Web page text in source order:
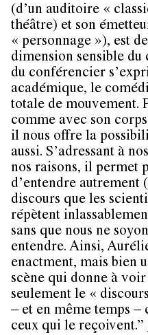
(d’un auditoire «
théâtre) et son
« personnage »), est
dimension sensible
du conférencier
académique, le
totale de mouvement.
comme avec son
il nous offre la
aussi. S’adressant à
nos raisons, il permet
d’entendre autrement
discours que les
répètent
sans que nous ne
entendre. Ainsi,
enactment, mais bien
scène qui donne à
seulement le «
– et en même temps
ceux qui le